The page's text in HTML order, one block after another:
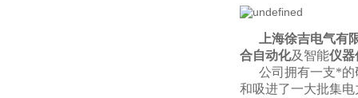
上海徐吉电气有
合自动化及智能仪器
公司拥有一支*的
和吸进了一大批集